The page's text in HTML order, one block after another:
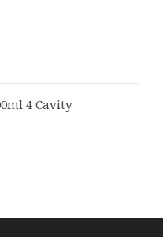
4 Cavity